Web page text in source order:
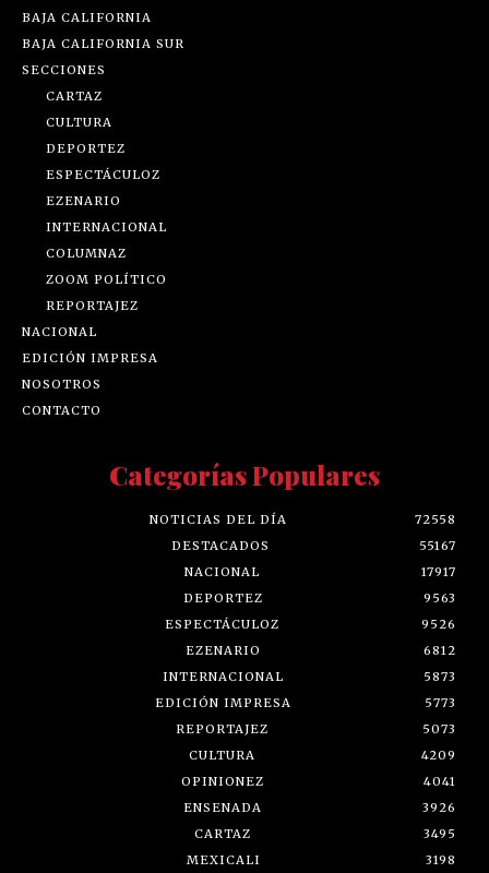
BAJA CALIFORNIA
BAJA CALIFORNIA SUR
SECCIONES
CARTAZ
CULTURA
DEPORTEZ
ESPECTÁCULOZ
EZENARIO
INTERNACIONAL
COLUMNAZ
ZOOM POLÍTICO
REPORTAJEZ
NACIONAL
EDICIÓN IMPRESA
NOSOTROS
CONTACTO
Categorías Populares
NOTICIAS DEL DÍA
72558
DESTACADOS
55167
NACIONAL
17917
DEPORTEZ
9563
ESPECTÁCULOZ
9526
EZENARIO
6812
INTERNACIONAL
5873
EDICIÓN IMPRESA
5773
REPORTAJEZ
5073
CULTURA
4209
OPINIONEZ
4041
ENSENADA
3926
CARTAZ
3495
MEXICALI
3198